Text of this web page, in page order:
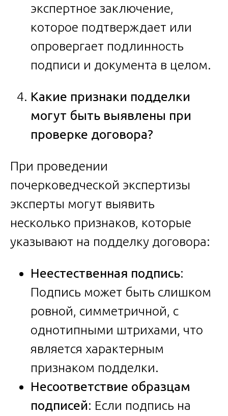
экспертное заключение,
которое подтверждает или
опровергает подлинность
подписи и документа в целом.
Какие признаки подделки
могут быть выявлены при
проверке договора?
При проведении
почерковедческой экспертизы
эксперты могут выявить
несколько признаков, которые
указывают на подделку договора:
Неестественная подпись:
Подпись может быть слишком
ровной, симметричной, с
однотипными штрихами, что
является характерным
признаком подделки.
Несоответствие образцам
подписей: Если подпись на